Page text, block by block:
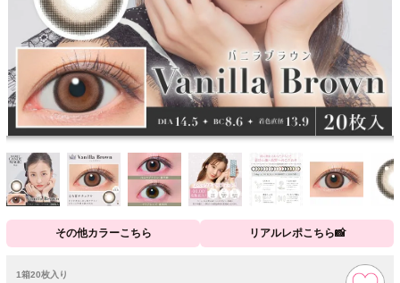
その他カラーこちら リアルレポこちら📸
1箱20枚入り